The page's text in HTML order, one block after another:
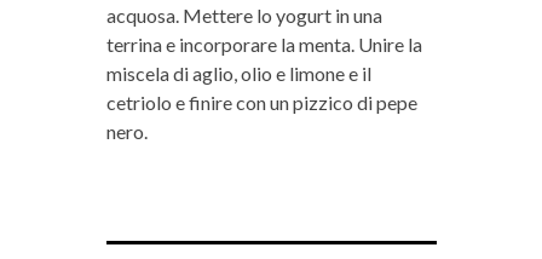
acquosa. Mettere lo yogurt in una
terrina e incorporare la menta. Unire la
miscela di aglio, olio e limone e il
cetriolo e finire con un pizzico di pepe
nero.